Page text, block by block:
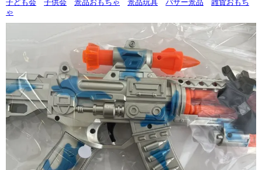
子ども会 子供会 景品おもちゃ 景品玩具 バザー景品
雑貨おもち
ゃ